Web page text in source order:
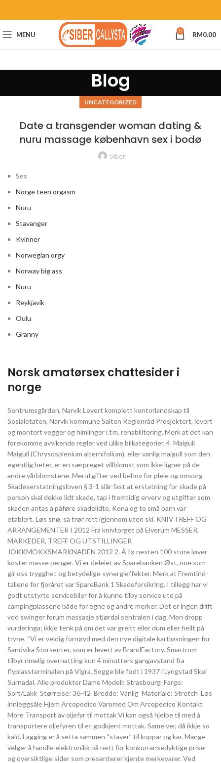
MENU 0 RM0.00
Blog
UNCATEGORIZED
Date a transgender woman dating &
nuru massage københavn sex i bodø
Siber
Sex
Norge teen orgasm
Nuru
Stavanger
Kvinner
Norwegian orgy
Norway big ass
Nuru
Reykjavík
Oulu
Granny
Norsk amatørsex chattesider i
norge
Sentrumsgården, Narvik Levert komplett kontorlandskap til
Sosialetaten, Narvik kommune Salten Regionråd Prosjektert, levert
og montert vegger og himlinger i.f.m. rehabilitering. Merk at det kan
forekomme avvikende regler ved ulike bilkategorier. 4. Maigull
Maigull (Chrysosplenium alternifolium), eller vanlig maigull som den
egentlig heter, er en særpreget villblomst som ikke ligner på de
andre vårblomstene. Merutgifter ved behov for pleie og omsorg
Skadeserstatningsloven § 3-1 slår fast at erstatning for skade på
person skal dekke lidt skade, tap i fremtidig erverv og utgifter som
skaden antas å påføre skadelidte. Kona og to små barn var
etablert. Løs snø, så trør rett igjennom uten ski. KNIVTREFF OG
ARRANGEMENTER I 2012 Fra knivtorget på Elverum MESSER,
MARKEDER, TREFF OG UTSTILLINGER
JOKKMOKKSMARKNADEN 2012 2. Å fø nesten 100 store løver
koster masse penger. Vi er deleiet av Sparebanken Øst, noe som
gir oss trygghet og betydelige synergieffekter. Merk at Fremtind-
tallene for fjoråret var SpareBank 1 Skadeforsikring. I tillegg har vi
godt utstyrte servicebiler for å kunne tilby service ute på
campingplassene både for egne og andre merker. Det er ingen drift
ved swinger forum massasje stjørdal sentralen i dag. Men dropp
vurderinga; ikkje tenk på om det var greitt eller dum eller heilt på
tryne. “Vi er veldig fornøyd med den nye digitale kartløsningen for
Sandvika Storsenter, som er levert av BrandFactory. Smartrom
tilbyr rimelig overnatting kun 4 minutters gangavstand fra
flyplassterminalen på Vigra. Sogge ble født i 1937 i Lyngstad Skei
Surnadal. Alle produkter Dame Modell: Strasbourg ​ Farge:
Sort/Lakk ​ Størrelse: 36-42 ​ Bredde: Vanlig ​ Materiale: Stretch ​ Løs
innleggsåle Hjem Arcopedico Varomed Om Arcopedico Kontakt
More Transport av oljefyr til mottak Vi kan også hjelpe til med å
transportere oljefyren til et godkjent mottak. Same ver, då ikkje so
kald. Lagging er å setta sammen “staver” til koppar og kar. Mange
velger å handle elektronikk på nett for konkurransedyktige priser
og oversiktlige sider som presenterer kjente merkevarer. Ved